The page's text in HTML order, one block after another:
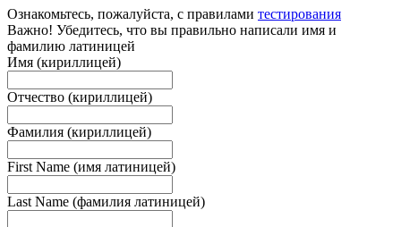
Ознакомьтесь, пожалуйста, с правилами тестирования
Важно! Убедитесь, что вы правильно написали имя и
фамилию латиницей
Имя (кириллицей)
Отчество (кириллицей)
Фамилия (кириллицей)
First Name (имя латиницей)
Last Name (фамилия латиницей)